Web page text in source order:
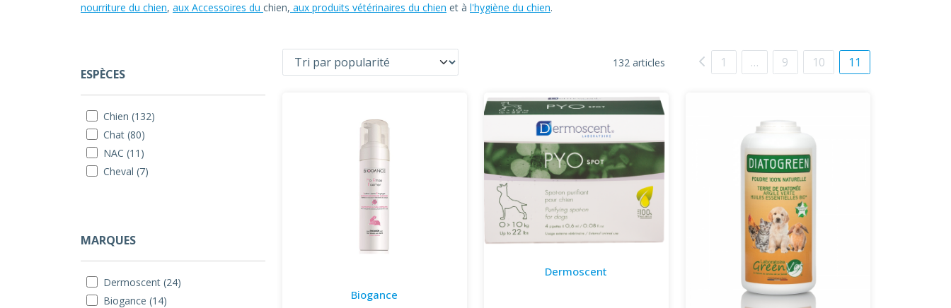
nourriture du chien, aux Accessoires du chien, aux produits vétérinaires du chien et à l'hygiène du chien.
ESPÈCES
Chien (132)
Chat (80)
NAC (11)
Cheval (7)
MARQUES
Dermoscent (24)
Biogance (14)
132 articles 1 … 9 10 11
Biogance
Dermoscent